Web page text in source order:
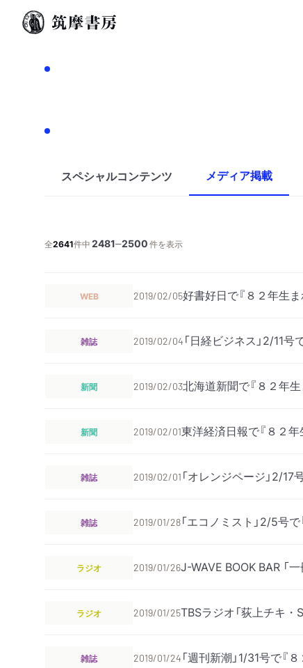
スペシャルコンテンツ メディア掲載
全2641件中2481─2500件を表示
WEB 2019/02/05好書好日で『８２年生
雑誌 2019/02/04 「日経ビジネス」2/11
新聞 2019/02/03北海道新聞で『８２年
新聞 2019/02/01東洋経済日報で『８２
雑誌 2019/02/01 「オレンジページ」2/17
雑誌 2019/01/28「エコノミスト」2/5号
ラジオ 2019/01/26J-WAVE BOOK BAR 「
ラジオ 2019/01/25TBSラジオ「荻上チキ・
雑誌 2019/01/24 「週刊新潮」1/31号で『